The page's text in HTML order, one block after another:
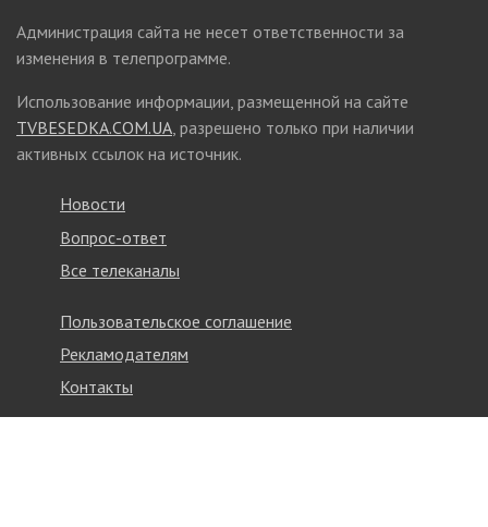
Администрация сайта не несет ответственности за
изменения в телепрограмме.
Использование информации, размещенной на сайте
TVBESEDKA.COM.UA, разрешено только при наличии
активных ссылок на источник.
Новости
Вопрос-ответ
Все телеканалы
Пользовательское соглашение
Рекламодателям
Контакты